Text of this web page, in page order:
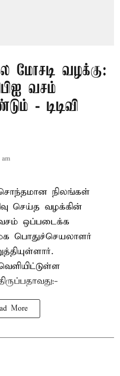
மோசடி வழக்கு:
வசம்
- டிடிவி
சொந்தமான நிலங்கள்
செய்த வழக்கின்
ஒப்படைக்க
பொதுச்செயலாளர்
More